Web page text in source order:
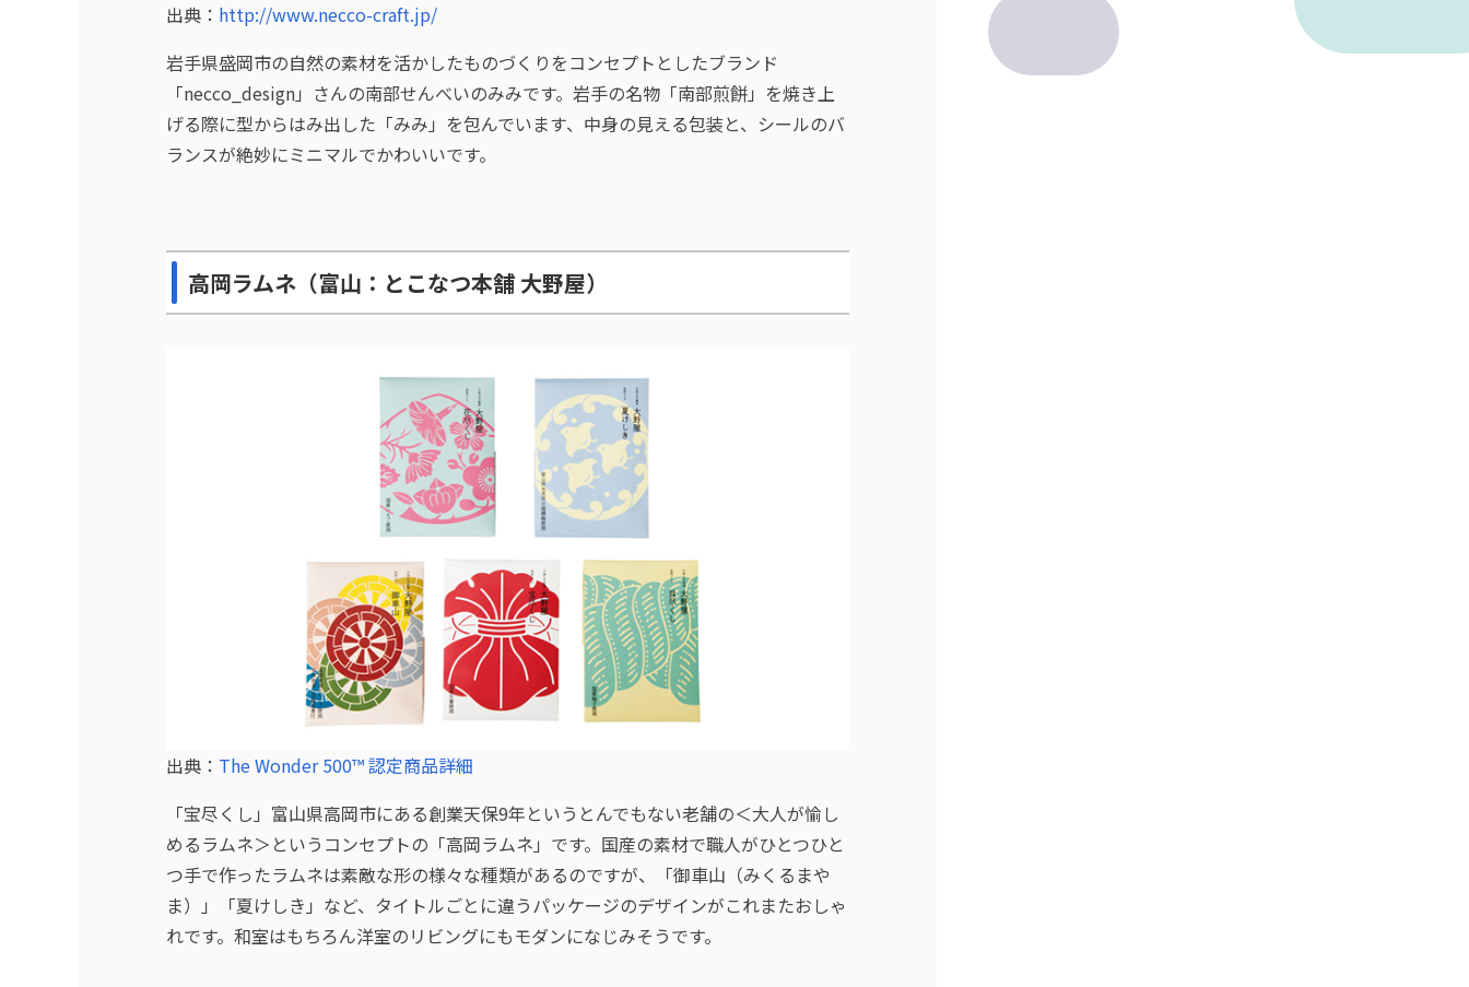
出典： http://www.necco-craft.jp/
岩手県盛岡市の自然の素材を活かしたものづくりをコンセプトとしたブランド
「necco_design」さんの南部せんべいのみみです。岩手の名物「南部煎餅」を焼き上
げる際に型からはみ出した「みみ」を包んでいます、中身の見える包装と、シールのバ
ランスが絶妙にミニマルでかわいいです。
高岡ラムネ（富山：とこなつ本舗 大野屋）
出典： The Wonder 500™ 認定商品詳細
「宝尽くし」富山県高岡市にある創業天保9年というとんでもない老舗の＜大人が愉し
めるラムネ＞というコンセプトの「高岡ラムネ」です。国産の素材で職人がひとつひと
つ手で作ったラムネは素敵な形の様々な種類があるのですが、「御車山（みくるまや
ま）」「夏けしき」など、タイトルごとに違うパッケージのデザインがこれまたおしゃ
れです。和室はもちろん洋室のリビングにもモダンになじみそうです。